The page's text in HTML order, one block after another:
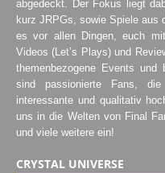
abgedeckt. Der Fokus liegt
kurz JRPGs, sowie Spiele aus
es vor allen Dingen, euch
Videos (Let’s Plays) und
themenbezogene Events und
sind passionierte Fans,
interessante und qualitativ
uns in die Welten von Final
und viele weitere ein!
CRYSTAL UNIVERSE